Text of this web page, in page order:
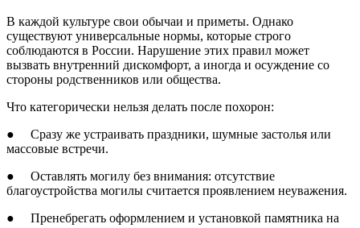
В каждой культуре свои обычаи и приметы. Однако
существуют универсальные нормы, которые строго
соблюдаются в России. Нарушение этих правил может
вызвать внутренний дискомфорт, а иногда и осуждение со
стороны родственников или общества.
Что категорически нельзя делать после похорон:
● Сразу же устраивать праздники, шумные застолья или
массовые встречи.
● Оставлять могилу без внимания: отсутствие
благоустройства могилы считается проявлением неуважения.
● Пренебрегать оформлением и установкой памятника на